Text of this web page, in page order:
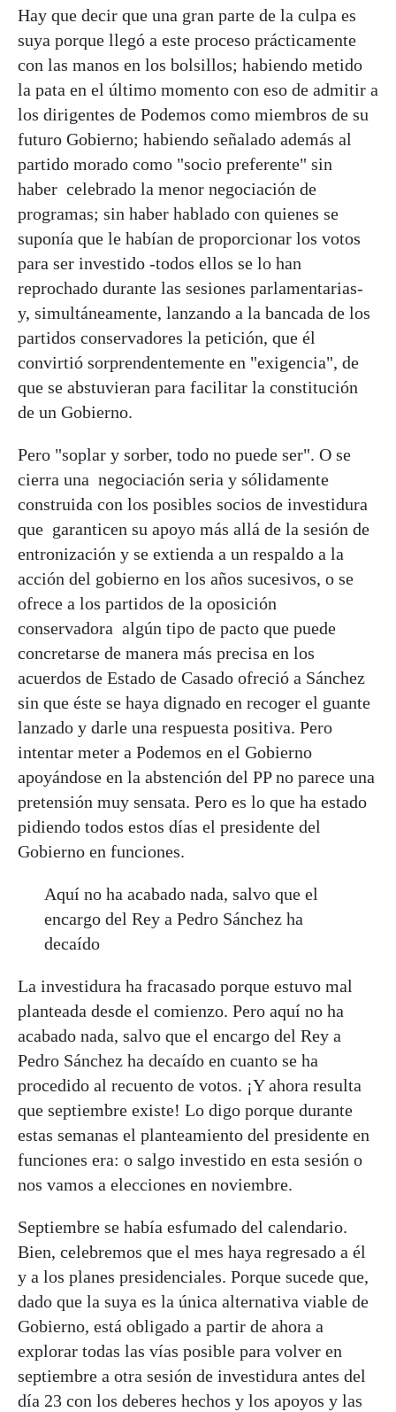
Hay que decir que una gran parte de la culpa es
suya porque llegó a este proceso prácticamente
con las manos en los bolsillos; habiendo metido
la pata en el último momento con eso de admitir a
los dirigentes de Podemos como miembros de su
futuro Gobierno; habiendo señalado además al
partido morado como "socio preferente" sin
haber celebrado la menor negociación de
programas; sin haber hablado con quienes se
suponía que le habían de proporcionar los votos
para ser investido -todos ellos se lo han
reprochado durante las sesiones parlamentarias-
y, simultáneamente, lanzando a la bancada de los
partidos conservadores la petición, que él
convirtió sorprendentemente en "exigencia", de
que se abstuvieran para facilitar la constitución
de un Gobierno.
Pero "soplar y sorber, todo no puede ser". O se
cierra una negociación seria y sólidamente
construida con los posibles socios de investidura
que garanticen su apoyo más allá de la sesión de
entronización y se extienda a un respaldo a la
acción del gobierno en los años sucesivos, o se
ofrece a los partidos de la oposición
conservadora algún tipo de pacto que puede
concretarse de manera más precisa en los
acuerdos de Estado de Casado ofreció a Sánchez
sin que éste se haya dignado en recoger el guante
lanzado y darle una respuesta positiva. Pero
intentar meter a Podemos en el Gobierno
apoyándose en la abstención del PP no parece una
pretensión muy sensata. Pero es lo que ha estado
pidiendo todos estos días el presidente del
Gobierno en funciones.
Aquí no ha acabado nada, salvo que el
encargo del Rey a Pedro Sánchez ha
decaído
La investidura ha fracasado porque estuvo mal
planteada desde el comienzo. Pero aquí no ha
acabado nada, salvo que el encargo del Rey a
Pedro Sánchez ha decaído en cuanto se ha
procedido al recuento de votos. ¡Y ahora resulta
que septiembre existe! Lo digo porque durante
estas semanas el planteamiento del presidente en
funciones era: o salgo investido en esta sesión o
nos vamos a elecciones en noviembre.
Septiembre se había esfumado del calendario.
Bien, celebremos que el mes haya regresado a él
y a los planes presidenciales. Porque sucede que,
dado que la suya es la única alternativa viable de
Gobierno, está obligado a partir de ahora a
explorar todas las vías posible para volver en
septiembre a otra sesión de investidura antes del
día 23 con los deberes hechos y los apoyos y las